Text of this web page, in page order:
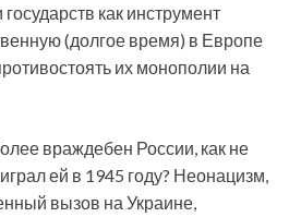
как инструмент
(долгое время) в Европе
их монополии на
враждебен России, как не
ей в 1945 году? Неонацизм,
вызов на Украине,